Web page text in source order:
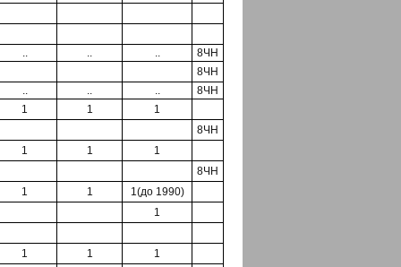
.. .. ..
8ЧН
8ЧН
..
.. ..
8ЧН
1
1
1
8ЧН
1
1
1
8ЧН
1
1
1(до 1990)
1
1 1
1